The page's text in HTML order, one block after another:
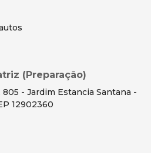
(Preparação)
- Jardim Estancia Santana -
12902360